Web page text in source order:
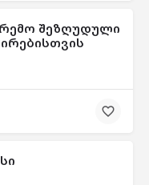
შეზღუდული